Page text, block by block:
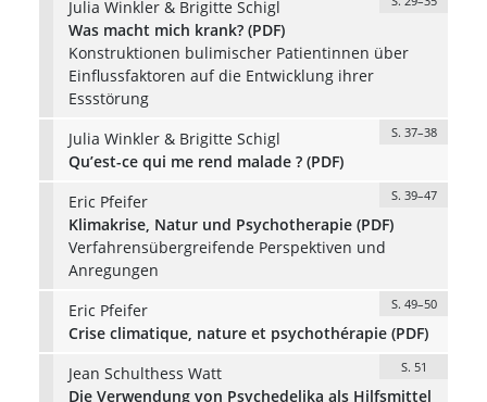
Julia Winkler & Brigitte Schigl
Was macht mich krank? (PDF)
Konstruktionen bulimischer Patientinnen über
Einflussfaktoren auf die Entwicklung ihrer
Essstörung
Julia Winkler & Brigitte Schigl
S. 37–38
Qu’est-ce qui me rend malade ? (PDF)
Eric Pfeifer
S. 39–47
Klimakrise, Natur und Psychotherapie (PDF)
Verfahrensübergreifende Perspektiven und
Anregungen
Eric Pfeifer
S. 49–50
Crise climatique, nature et psychothérapie (PDF)
Jean Schulthess Watt
S. 51
Die Verwendung von Psychedelika als Hilfsmittel